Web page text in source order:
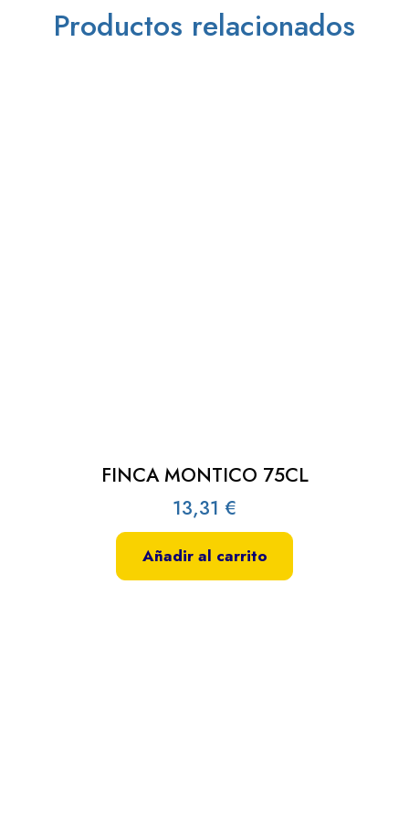
Productos relacionados
FINCA MONTICO 75CL
13,31 €
Añadir al carrito